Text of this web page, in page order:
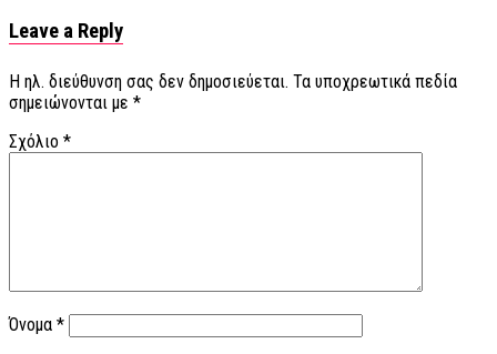
Leave a Reply
Η ηλ. διεύθυνση σας δεν δημοσιεύεται. Τα υποχρεωτικά πεδία
σημειώνονται με *
Σχόλιο *
Όνομα *